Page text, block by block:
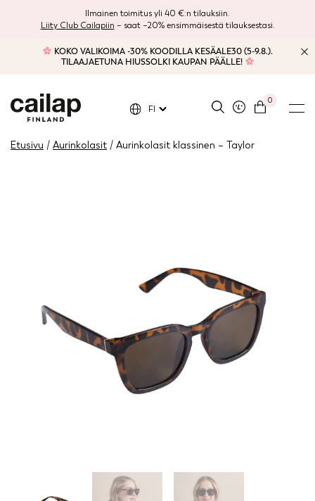
Ilmainen toimitus yli 40 €:n tilauksiin.
Liity Club Cailapiin – saat –20% ensimmäisestä tilauksestasi.
KOKO VALIKOIMA -30% KOODILLA KESÄALE30 (5-9.8.).
TILAAJAETUNA HIUSSOLKI KAUPAN PÄÄLLE!
0
FI
Etusivu / Aurinkolasit / Aurinkolasit klassinen – Taylor